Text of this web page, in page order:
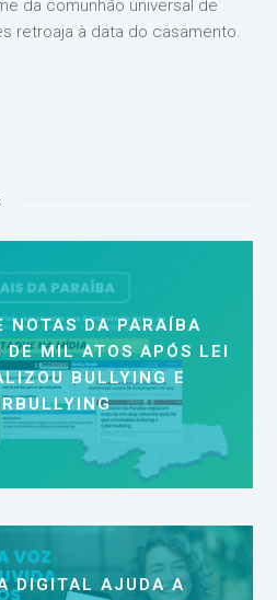
da comunhão universal de
retroaja à data do casamento.
NOTAS DA PARAÍBA
DE MIL ATOS APÓS LEI
BULLYING E
DIGITAL AJUDA A